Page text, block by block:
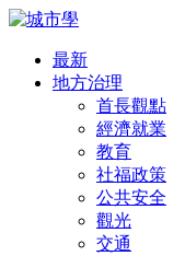
最新
地方治理
首長觀點
經濟就業
教育
社福政策
公共安全
觀光
交通